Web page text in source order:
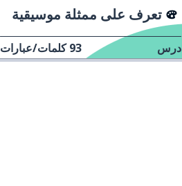
تعرف على ممثلة موسيقية
درس 93 كلمات/عبارات